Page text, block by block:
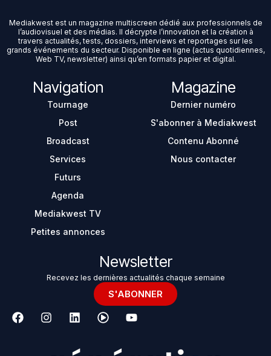
Mediakwest est un magazine multiscreen dédié aux professionnels de
l’audiovisuel et des médias. Il décrypte l’innovation et la création à
travers actualités, tests, dossiers, interviews et reportages sur les
grands événements du secteur. Disponible en ligne (actus quotidiennes,
Web TV, newsletter) ainsi qu’en formats papier et digital.
Navigation
Tournage
Post
Broadcast
Services
Futurs
Agenda
Mediakwest TV
Petites annonces
Magazine
Dernier numéro
S'abonner à Mediakwest
Contenu Abonné
Nous contacter
Newsletter
Recevez les dernières actualités chaque semaine
S'ABONNER